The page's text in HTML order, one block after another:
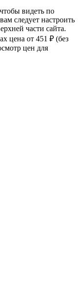
видеть по
следует настроить
части сайта.
цена от 451 ₽ (без
цен для